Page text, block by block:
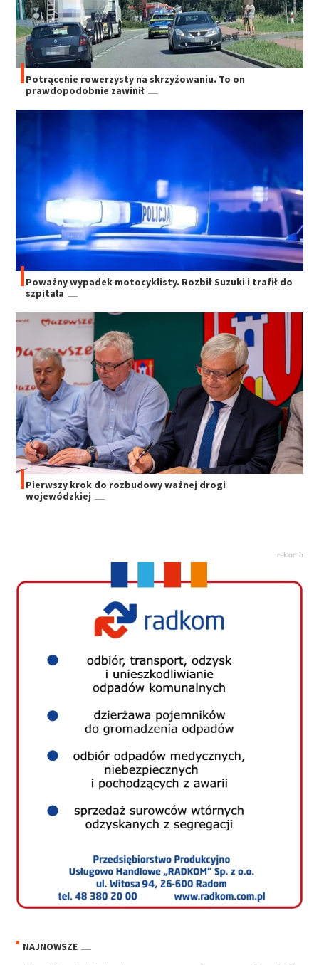
Potrącenie rowerzysty na skrzyżowaniu. To on
prawdopodobnie zawinił
Poważny wypadek motocyklisty. Rozbił Suzuki i trafił do
szpitala
Pierwszy krok do rozbudowy ważnej drogi
wojewódzkiej
NAJNOWSZE